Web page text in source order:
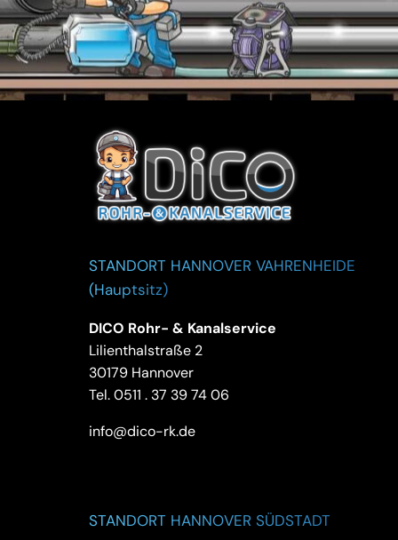
STANDORT HANNOVER VAHRENHEIDE
(Hauptsitz)
DICO Rohr- & Kanalservice
Lilienthalstraße 2
30179 Hannover
Tel.0511 . 37 39 74 06
info@dico-rk.de
STANDORT HANNOVER SÜDSTADT